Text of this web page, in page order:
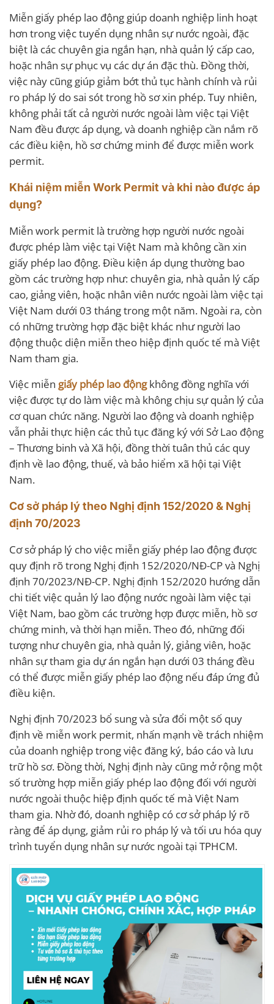
Miễn giấy phép lao động giúp doanh nghiệp linh hoạt
hơn trong việc tuyển dụng nhân sự nước ngoài, đặc
biệt là các chuyên gia ngắn hạn, nhà quản lý cấp cao,
hoặc nhân sự phục vụ các dự án đặc thù. Đồng thời,
việc này cũng giúp giảm bớt thủ tục hành chính và rủi
ro pháp lý do sai sót trong hồ sơ xin phép. Tuy nhiên,
không phải tất cả người nước ngoài làm việc tại Việt
Nam đều được áp dụng, và doanh nghiệp cần nắm rõ
các điều kiện, hồ sơ chứng minh để được miễn work
permit.
Khái niệm miễn Work Permit và khi nào được áp
dụng?
Miễn work permit là trường hợp người nước ngoài
được phép làm việc tại Việt Nam mà không cần xin
giấy phép lao động. Điều kiện áp dụng thường bao
gồm các trường hợp như: chuyên gia, nhà quản lý cấp
cao, giảng viên, hoặc nhân viên nước ngoài làm việc tại
Việt Nam dưới 03 tháng trong một năm. Ngoài ra, còn
có những trường hợp đặc biệt khác như người lao
động thuộc diện miễn theo hiệp định quốc tế mà Việt
Nam tham gia.
Việc miễn giấy phép lao độngkhông đồng nghĩa với
việc được tự do làm việc mà không chịu sự quản lý của
cơ quan chức năng. Người lao động và doanh nghiệp
vẫn phải thực hiện các thủ tục đăng ký với Sở Lao động
– Thương binh và Xã hội, đồng thời tuân thủ các quy
định về lao động, thuế, và bảo hiểm xã hội tại Việt
Nam.
Cơ sở pháp lý theo Nghị định 152/2020 & Nghị
định 70/2023
Cơ sở pháp lý cho việc miễn giấy phép lao động được
quy định rõ trong Nghị định 152/2020/NĐ-CP và Nghị
định 70/2023/NĐ-CP. Nghị định 152/2020 hướng dẫn
chi tiết việc quản lý lao động nước ngoài làm việc tại
Việt Nam, bao gồm các trường hợp được miễn, hồ sơ
chứng minh, và thời hạn miễn. Theo đó, những đối
tượng như chuyên gia, nhà quản lý, giảng viên, hoặc
nhân sự tham gia dự án ngắn hạn dưới 03 tháng đều
có thể được miễn giấy phép lao động nếu đáp ứng đủ
điều kiện.
Nghị định 70/2023 bổ sung và sửa đổi một số quy
định về miễn work permit, nhấn mạnh về trách nhiệm
của doanh nghiệp trong việc đăng ký, báo cáo và lưu
trữ hồ sơ. Đồng thời, Nghị định này cũng mở rộng một
số trường hợp miễn giấy phép lao động đối với người
nước ngoài thuộc hiệp định quốc tế mà Việt Nam
tham gia. Nhờ đó, doanh nghiệp có cơ sở pháp lý rõ
ràng để áp dụng, giảm rủi ro pháp lý và tối ưu hóa quy
trình tuyển dụng nhân sự nước ngoài tại TPHCM.